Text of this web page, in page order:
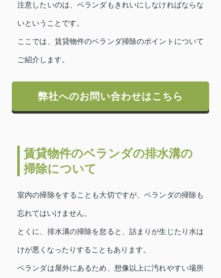
注意したいのは、ベランダもきれいにしなければならな
いということです。
ここでは、賃貸物件のベランダ掃除のポイントについて
ご紹介します。
弊社へのお問い合わせはこちら
賃貸物件のベランダの排水溝の
掃除について
室内の掃除をすることも大切ですが、ベランダの掃除も
忘れてはいけません。
とくに、排水溝の掃除を怠ると、詰まりが生じたり水は
けが悪くなったりすることもあります。
ベランダは屋外にあるため、想像以上に汚れやすい場所